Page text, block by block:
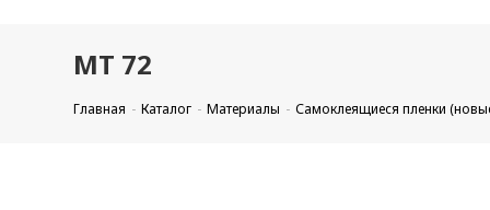
MT 72
Главная Каталог Материалы Самоклеящиеся пленки